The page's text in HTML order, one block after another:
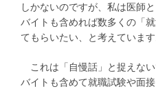
しかないのですが、私は医師
バイトも含めれば数多くの「
てもらいたい、と考えています
これは「自慢話」と捉えな
バイトも含めて就職試験や面